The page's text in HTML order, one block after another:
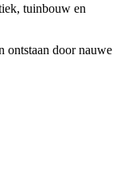
tuinbouw en
ontstaan door nauwe